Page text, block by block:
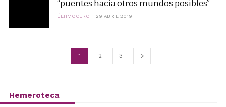
“puentes hacia otros mundos posibles”
ÚLTIMOCERO 29 ABRIL 2019
1 2 3
Hemeroteca